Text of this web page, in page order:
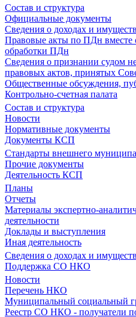
Состав и структура
Официальные документы
Сведения о доходах и
Правовые акты по ПДн вместе
обработки ПДн
Сведения о признании судом
правовых актов, принятых
Общественные обсуждения,
Контрольно-счетная палата
Состав и структура
Новости
Нормативные документы
Документы КСП
Стандарты внешнего
Прочие документы
Деятельность КСП
Планы
Отчеты
Материалы экспертно-
деятельности
Доклады и выступления
Иная деятельность
Сведения о доходах и
Поддержка СО НКО
Новости
Перечень НКО
Муниципальный социальный
Реестр СО НКО - получатели